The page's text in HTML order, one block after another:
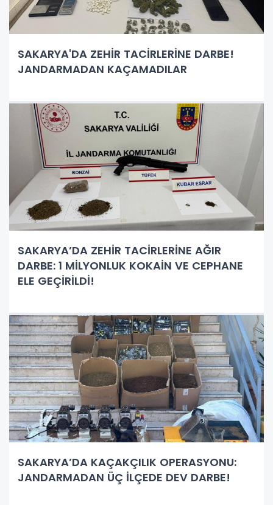
SAKARYA'DA ZEHİR TACİRLERİNE DARBE!
JANDARMADAN KAÇAMADILAR
SAKARYA’DA ZEHİR TACİRLERİNE AĞIR
DARBE: 1 MİLYONLUK KOKAİN VE CEPHANE
ELE GEÇİRİLDİ!
SAKARYA’DA KAÇAKÇILIK OPERASYONU:
JANDARMADAN ÜÇ İLÇEDE DEV DARBE!